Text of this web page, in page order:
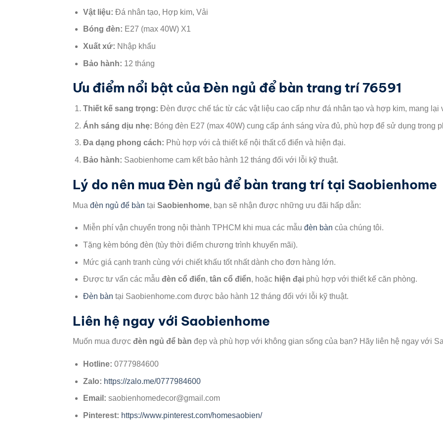
Vật liệu: Đá nhân tạo, Hợp kim, Vải
Bóng đèn: E27 (max 40W) X1
Xuất xứ: Nhập khẩu
Bảo hành: 12 tháng
Ưu điểm nổi bật của Đèn ngủ để bàn trang trí 76591
Thiết kế sang trọng: Đèn được chế tác từ các vật liệu cao cấp như đá nhân tạo và hợp kim, mang lại
Ánh sáng dịu nhẹ: Bóng đèn E27 (max 40W) cung cấp ánh sáng vừa đủ, phù hợp để sử dụng trong
Đa dạng phong cách: Phù hợp với cả thiết kế nội thất cổ điển và hiện đại.
Bảo hành: Saobienhome cam kết bảo hành 12 tháng đối với lỗi kỹ thuật.
Lý do nên mua Đèn ngủ để bàn trang trí tại Saobienhome
Mua đèn ngủ để bàn tại Saobienhome, bạn sẽ nhận được những ưu đãi hấp dẫn:
Miễn phí vận chuyển trong nội thành TPHCM khi mua các mẫu đèn bàn của chúng tôi.
Tặng kèm bóng đèn (tùy thời điểm chương trình khuyến mãi).
Mức giá cạnh tranh cùng với chiết khấu tốt nhất dành cho đơn hàng lớn.
Được tư vấn các mẫu đèn cổ điển, tân cổ điển, hoặc hiện đạiphù hợp với thiết kế căn phòng.
Đèn bàn tại Saobienhome.com được bảo hành 12 tháng đối với lỗi kỹ thuật.
Liên hệ ngay với Saobienhome
Muốn mua được đèn ngủ để bàn đẹp và phù hợp với không gian sống của bạn? Hãy liên hệ ngay với
Hotline: 0777984600
Zalo: https://zalo.me/0777984600
Email: saobienhomedecor@gmail.com
Pinterest: https://www.pinterest.com/homesaobien/